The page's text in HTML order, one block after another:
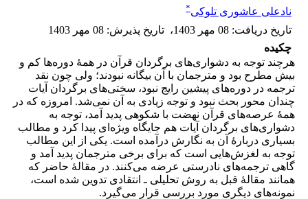
نادعلی عاشوری تلوکی*
تاریخ دریافت: 08 مهر 1403 ، تاریخ پذیرش: 08 مهر 1403
چکیده
هرچند توجه به دشواری‌های برگردان قرآن در همۀ دوره‌ها کم و
بیش مطرح بود و مترجمان با آن بیگانه نبودند؛ ولی چون نقد
ترجمه در دوره‌های پیشین رایج نبود، سختی‌های برگردان آیات
چندان محور بحث نبود و توجه زیادی به آن نمی‌شد. امروزه که در
همۀ عرصه‌های قرآن نهضت با شکوهی پدید آمد، توجه به
دشواری‌های برگردان آیات هم جایگاه ویژه‌ای پیدا کرد و مطالب
بسیاری دربارۀ آن به نگارش درآمده است. یکی از این مطالب
توجه به لغزش‌هایی است که برای برخی مترجمان پدید آمد و
گاهی ترجمه‌های نادرستی عرضه می‌کنند. در مقالۀ حاضر که
همانند مقالۀ قبل به روش تحلیلی ـ انتقادی تدوین شده است،
نمونه‌های دیگری مورد بررسی قرار می‌گیرد.